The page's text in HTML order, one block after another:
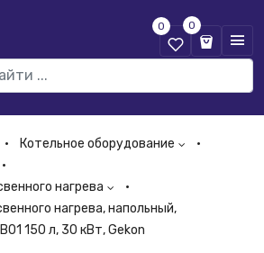
0 0
Котельное оборудование
нагрева
нагрева, напольный,
150 л, 30 кВт, Gekon